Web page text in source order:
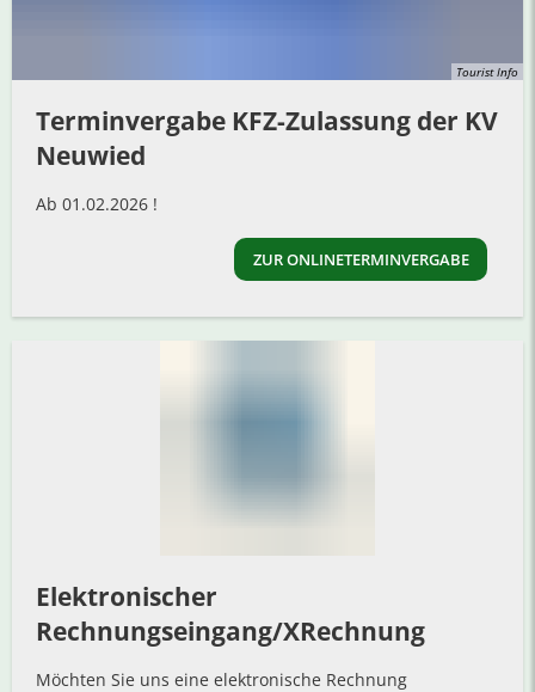
Tourist Info
Terminvergabe KFZ-Zulassung der KV
Neuwied
Ab 01.02.2026 !
ZUR ONLINETERMINVERGABE
Elektronischer
Rechnungseingang/XRechnung
Möchten Sie uns eine elektronische Rechnung